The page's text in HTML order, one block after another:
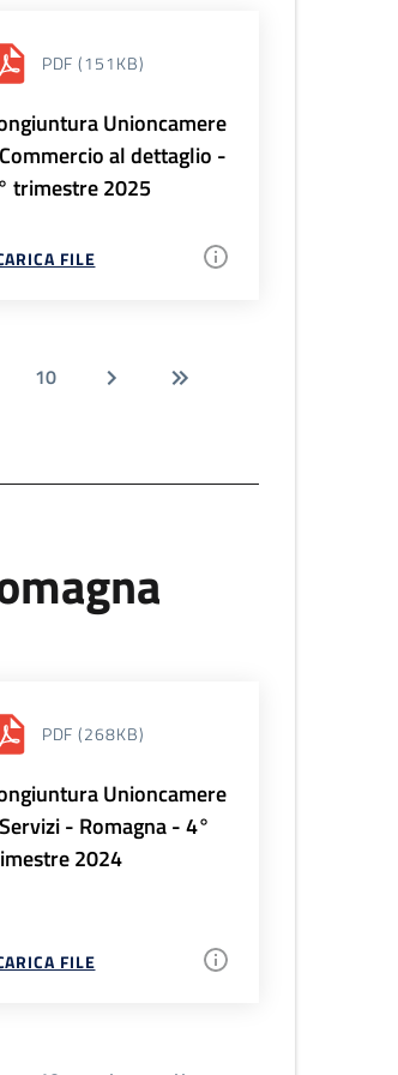
PDF (151KB)
Unioncamere
al dettaglio -
trimestre 2025
FILE
10
PDF (268KB)
Unioncamere
- Romagna - 4°
2024
FILE